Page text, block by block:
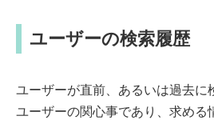
ユーザーの検索履歴
ユーザーが直前、あるいは過去に
ユーザーの関心事であり、求める